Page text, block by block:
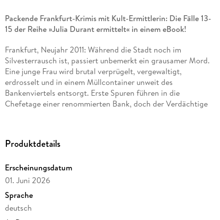
Packende Frankfurt-Krimis mit Kult-Ermittlerin: Die Fälle 13-
15 der Reihe »Julia Durant ermittelt« in einem eBook!
Frankfurt, Neujahr 2011: Während die Stadt noch im
Silvesterrausch ist, passiert unbemerkt ein grausamer Mord.
Eine junge Frau wird brutal verprügelt, vergewaltigt,
erdrosselt und in einem Müllcontainer unweit des
Bankenviertels entsorgt. Erste Spuren führen in die
Chefetage einer renommierten Bank, doch der Verdächtige
gefährliches Pflaster: Julia Durant ermittelt im
abgeschotteten Milieu einer Biker-Gang, in dem Loyalität
bekommt sie es mit einem Täter zu tun, der scheinbar wahllos
zuschlägt und die Polizei mit perfiden Botschaften
Produktdetails
Erscheinungsdatum
01. Juni 2026
Sprache
deutsch